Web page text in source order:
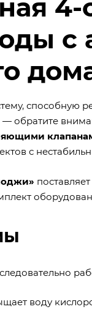
4-
с
способную
— обратите
с
воду